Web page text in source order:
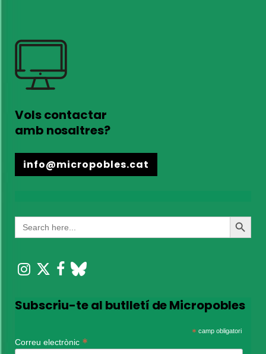
Vols contactar
amb nosaltres?
info@micropobles.cat
Search
for:
Search
Button
Subscriu-te al butlletí de Micropobles
* camp obligatori
Correu electrònic *